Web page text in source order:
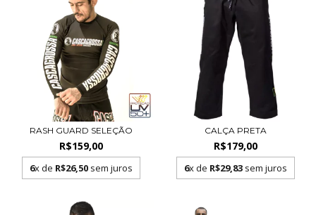
RASH GUARD SELEÇÃO
R$159,00
6x de R$26,50sem juros
CALÇA PRETA
R$179,00
6x de R$29,83sem juros